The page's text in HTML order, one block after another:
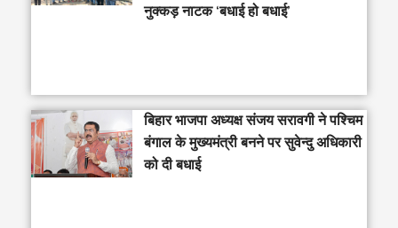
नुक्कड़ नाटक ‘बधाई हो बधाई’
‎बिहार भाजपा अध्यक्ष संजय सरावगी ने पश्चिम
बंगाल के मुख्यमंत्री बनने पर सुवेन्दु अधिकारी
को दी बधाई